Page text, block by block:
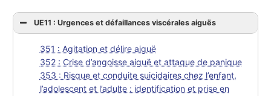
UE11 : Urgences et défaillances viscérales aiguës
351 : Agitation et délire aiguë
352 : Crise d’angoisse aiguë et attaque de panique
353 : Risque et conduite suicidaires chez l’enfant,
l’adolescent et l’adulte : identification et prise en